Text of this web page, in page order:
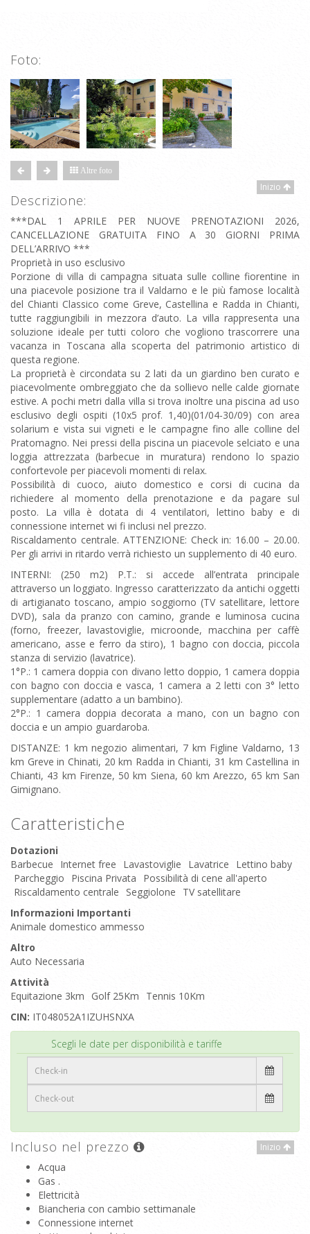
Foto:
Altre foto
Inizio
Descrizione:
***DAL 1 APRILE PER NUOVE PRENOTAZIONI 2026,
CANCELLAZIONE GRATUITA FINO A 30 GIORNI PRIMA
DELL’ARRIVO ***
Proprietà in uso esclusivo
Porzione di villa di campagna situata sulle colline fiorentine in
una piacevole posizione tra il Valdarno e le più famose località
del Chianti Classico come Greve, Castellina e Radda in Chianti,
tutte raggiungibili in mezzora d’auto. La villa rappresenta una
soluzione ideale per tutti coloro che vogliono trascorrere una
vacanza in Toscana alla scoperta del patrimonio artistico di
questa regione.
La proprietà è circondata su 2 lati da un giardino ben curato e
piacevolmente ombreggiato che da sollievo nelle calde giornate
estive. A pochi metri dalla villa si trova inoltre una piscina ad uso
esclusivo degli ospiti (10x5 prof. 1,40)(01/04-30/09) con area
solarium e vista sui vigneti e le campagne fino alle colline del
Pratomagno. Nei pressi della piscina un piacevole selciato e una
loggia attrezzata (barbecue in muratura) rendono lo spazio
confortevole per piacevoli momenti di relax.
Possibilità di cuoco, aiuto domestico e corsi di cucina da
richiedere al momento della prenotazione e da pagare sul
posto. La villa è dotata di 4 ventilatori, lettino baby e di
connessione internet wi fi inclusi nel prezzo.
Riscaldamento centrale. ATTENZIONE: Check in: 16.00 – 20.00.
Per gli arrivi in ritardo verrà richiesto un supplemento di 40 euro.
INTERNI: (250 m2) P.T.: si accede all’entrata principale
attraverso un loggiato. Ingresso caratterizzato da antichi oggetti
di artigianato toscano, ampio soggiorno (TV satellitare, lettore
DVD), sala da pranzo con camino, grande e luminosa cucina
(forno, freezer, lavastoviglie, microonde, macchina per caffè
americano, asse e ferro da stiro), 1 bagno con doccia, piccola
stanza di servizio (lavatrice).
1°P.: 1 camera doppia con divano letto doppio, 1 camera doppia
con bagno con doccia e vasca, 1 camera a 2 letti con 3° letto
supplementare (adatto a un bambino).
2°P.: 1 camera doppia decorata a mano, con un bagno con
doccia e un ampio guardaroba.
DISTANZE: 1 km negozio alimentari, 7 km Figline Valdarno, 13
km Greve in Chinati, 20 km Radda in Chianti, 31 km Castellina in
Chianti, 43 km Firenze, 50 km Siena, 60 km Arezzo, 65 km San
Gimignano.
Caratteristiche
Dotazioni
Barbecue
Internet free Lavastoviglie Lavatrice
Lettino baby
Parcheggio
Piscina Privata
Possibilità di cene all'aperto
Riscaldamento centrale
Seggiolone
TV satellitare
Informazioni Importanti
Animale domestico ammesso
Altro
Auto Necessaria
Attività
Equitazione 3km
Golf 25Km
Tennis 10Km
CIN: IT048052A1IZUHSNXA
Scegli le date per disponibilità e tariffe
Inizio
Incluso nel prezzo
Acqua
Gas .
Elettricità
Biancheria con cambio settimanale
Connessione internet